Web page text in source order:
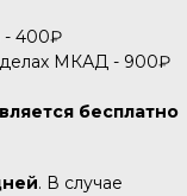
- 400₽
МКАД - 900₽
бесплатно
. В случае